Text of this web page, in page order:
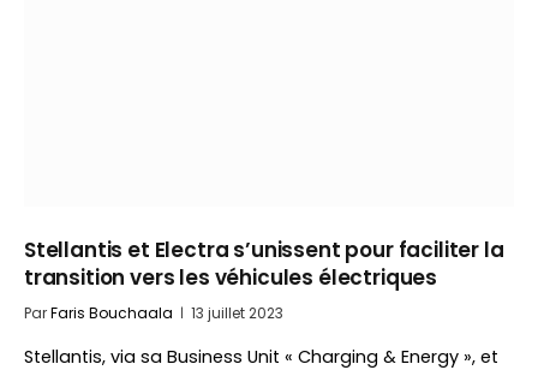
Stellantis et Electra s’unissent pour faciliter la
transition vers les véhicules électriques
ParFaris Bouchaala 13 juillet 2023
Stellantis, via sa Business Unit « Charging & Energy », et